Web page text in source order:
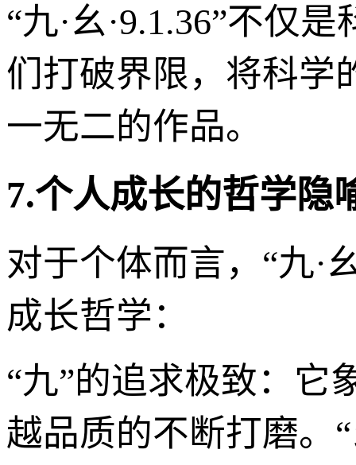
“九·幺·9.1.36”不仅
们打破界限，将科学
一无二的作品。
7.个人成长的哲学隐
对于个体而言，“九·
成长哲学：
“九”的追求极致：它
越品质的不断打磨。